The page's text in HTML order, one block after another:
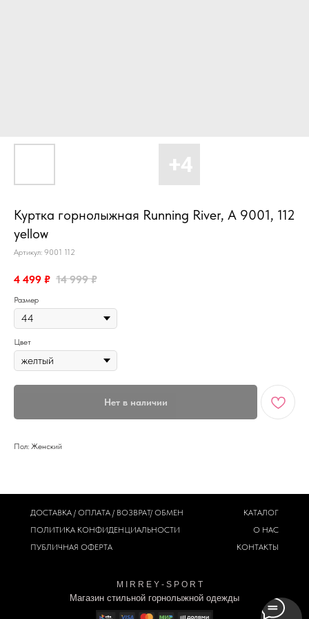
Куртка горнолыжная Running River, A 9001, 112
yellow
Артикул: 9001 112
4 499 ₽ 14 999 ₽
Размер
Цвет
Нет в наличии
Пол: Женский
M I R R E Y - S P O R T
Магазин стильной горнолыжной одежды
ДОСТАВКА / ОПЛАТА / ВОЗВРАТ/ ОБМЕН
ПОЛИТИКА КОНФИДЕНЦИАЛЬНОСТИ
ПУБЛИЧНАЯ ОФЕРТА
КАТАЛОГ
О НАС
КОНТАКТЫ